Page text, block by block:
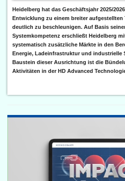
Heidelberg hat das Geschäftsjahr 2025/
Entwicklung zu einem breiter
deutlich zu beschleunigen. Auf Basis
Systemkompetenz erschließt Heidelberg
systematisch zusätzliche Märkte in den
Energie, Ladeinfrastruktur und industrielle
Baustein dieser Ausrichtung ist die
Aktivitäten in der HD Advanced